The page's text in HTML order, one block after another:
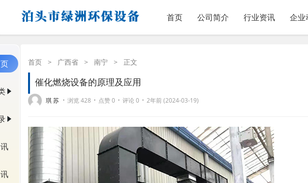
首页 公司简介 行业资讯 企业
首页 > 广西省 > 南宁 > 正文
催化燃烧设备的原理及应用
琪 苏 · 浏览 428 · 点赞 0 · 评论 0 · 2年前 (2024-03-19)